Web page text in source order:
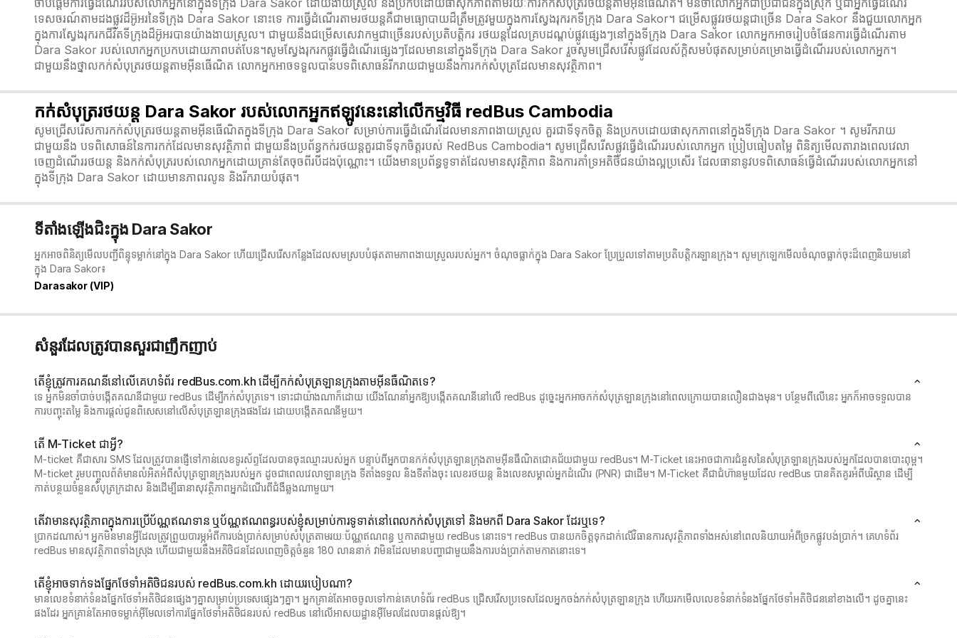
ចាប់ផ្តើមការធ្វើដំណើររបស់លោកអ្នកនៅក្នុងទីក្រុង Dara Sakor ដោយងាយស្រួល និងប្រកបដោយផាសុកភាពតាមរយៈការកក់សំបុត្ររថយន្តតាមអ៊ីនធើណិត។ មិនថាលោកអ្នកជាប្រជាជនក្នុងស្រុក ឬជាអ្នកធ្វើដំណើរ
ទេសចរណ៍តាមដងផ្លូវដ៏អ៊ូអរនៃទីក្រុង Dara Sakor នោះទេ ការធ្វើដំណើរតាមរថយន្តគឺជាមធ្យោបាយដ៏ត្រឹមត្រូវមួយក្នុងការស្វែងរុករកទីក្រុង Dara Sakor។ ជម្រើសផ្លូវរថយន្តជាច្រើន Dara Sakor នឹងជួយលោកអ្នក
ក្នុងការស្វែងរុករកជីវិតទីក្រុងដ៏អ៊ូ​អរបានយ៉ាងងាយស្រួល។ ជាមួយនឹងជម្រើសសេវាកម្មជាច្រើនរបស់ប្រតិបត្តិករ រថយន្តដែលគ្របដណ្តប់ផ្លូវផ្សេងៗនៅក្នុងទីក្រុង Dara Sakor លោកអ្នកអាចរៀបចំផែនការធ្វើដំណើរតាម
Dara Sakor របស់លោកអ្នកប្រកបដោយភាពបត់បែន។សូមស្វែងរុករកផ្លូវធ្វើដំណើរផ្សេងៗដែលមាននៅក្នុងទីក្រុង Dara Sakor រួចសូមជ្រើសរើសផ្លូវដែលស័ក្តិសមបំផុតសម្រាប់គម្រោងធ្វើដំណើររបស់លោកអ្នក។
ជាមួយនឹងថ្នាលកក់សំបុត្ររថយន្តតាមអ៊ីនធើណិត លោកអ្នកអាចទទួលបានបទពិសោធន៍រីករាយជាមួយនឹងការកក់សំបុត្រដែលមានសុវត្ថិភាព។
កក់សំបុត្ររថយន្ត Dara Sakor របស់លោកអ្នកឥឡូវនេះនៅលើកម្មវិធី redBus Cambodia
សូមជ្រើសរើសការកក់សំបុត្ររថយន្តតាមអ៊ីនធើណិតក្នុងទីក្រុង Dara Sakor សម្រាប់ការធ្វើដំណើរដែលមានភាពងាយស្រួល គួរជាទីទុកចិត្ត និងប្រកបដោយផាសុកភាពនៅក្នុងទីក្រុង Dara Sakor ។ សូមរីករាយ
ជាមួយនឹង បទពិសោធន៍នៃការកក់ដែលមានសុវត្ថិភាព ជាមួយនឹងប្រព័ន្ធកក់រថយន្តគួរជាទីទុកចិត្តរបស់ RedBus Cambodia។ សូមជ្រើសរើសផ្លូវធ្វើដំណើររបស់លោកអ្នក ប្រៀបធៀបតម្លៃ ពិនិត្យមើលតារាងពេលវេលា
ចេញដំណើររថយន្ត និងកក់សំបុត្ររបស់លោកអ្នកដោយគ្រាន់តែចុចពីរបីដងប៉ុណ្ណោះ។ យើងមានប្រព័ន្ធទូទាត់ដែលមានសុវត្ថិភាព និងការគាំទ្រអតិថិជនយ៉ាងល្អប្រសើរ ដែលធានានូវបទពិសោធន៍ធ្វើដំណើររបស់លោកអ្នកនៅ
ក្នុងទីក្រុង Dara Sakor ដោយមានភាពរលូន និងរីករាយបំផុត។
ទីតាំងឡើងជិះក្នុង Dara Sakor
អ្នកអាចពិនិត្យមើលបញ្ជីពិន្ទុទម្លាក់នៅក្នុង Dara Sakor ហើយជ្រើសរើសកន្លែងដែលសមស្របបំផុតតាមភាពងាយស្រួលរបស់អ្នក។ ចំណុចធ្លាក់ក្នុង Dara Sakor ប្រែប្រួលទៅតាមប្រតិបត្តិករឡានក្រុង។ សូមក្រឡេកមើលចំណុចធ្លាក់ចុះដ៏ពេញនិយមនៅ
ក្នុង Dara Sakor៖
Darasakor (VIP)
សំនួរដែលត្រូវបានសួរជាញឹកញាប់
តើខ្ញុំត្រូវការគណនីនៅលើគេហទំព័រ redBus.com.kh ដើម្បីកក់សំបុត្រឡានក្រុងតាមអ៊ីនធឺណិតទេ?
ទេ អ្នកមិនចាំបាច់បង្កើតគណនីជាមួយ redBus ដើម្បីកក់សំបុត្រទេ។ ទោះជាយ៉ាងណាក៏ដោយ យើងណែនាំអ្នកឱ្យបង្កើតគណនីនៅលើ redBus ដូច្នេះអ្នកអាចកក់សំបុត្រឡានក្រុងនៅពេលក្រោយបានលឿនជាងមុន។ បន្ថែមពីលើនេះ អ្នកក៏អាចទទួលបាន
ការបញ្ចុះតម្លៃ និងការផ្តល់ជូនពិសេសនៅលើសំបុត្រឡានក្រុងផងដែរ ដោយបង្កើតគណនីមួយ។
តើ M-Ticket ជាអ្វី?
M-ticket គឺជាសារ SMS ដែលត្រូវបានផ្ញើទៅកាន់លេខទូរស័ព្ទដែលបានចុះឈ្មោះរបស់អ្នក បន្ទាប់ពីអ្នកបានកក់សំបុត្រឡានក្រុងតាមអ៊ីនធឺណិតជោគជ័យជាមួយ redBus។ M-Ticket នេះអាចជាការជំនួសនៃសំបុត្រឡានក្រុងរបស់អ្នកដែលបានបោះពុម្ព។
M-ticket រួមបញ្ចូលព័ត៌មានលំអិតអំពីសំបុត្រឡានក្រុងរបស់អ្នក ដូចជាពេលវេលាឡានក្រុង ទីតាំងទទួល និងទីតាំងចុះ លេខរថយន្ត និងលេខសម្គាល់អ្នកដំណើរ (PNR) ជាដើម។ M-Ticket គឺជាជំហ៊ានមួយដែល redBus បានគិតគូរអំពីបរិស្ថាន ដើម្បី
កាត់បន្ថយចំនួនសំបុត្រក្រដាស និងដើម្បីធានាសុវត្ថិភាពអ្នកដំណើរពីជំងឺឆ្លងណាមួយ។
តើវាមានសុវត្ថិភាពក្នុងការប្រើប័ណ្ណឥណទាន ឬប័ណ្ណឥណពន្ធរបស់ខ្ញុំសម្រាប់ការទូទាត់នៅពេលកក់សំបុត្រទៅ និងមកពី Dara Sakor ដែរឬទេ?
ប្រាកដណាស់។ អ្នកមិនមានអ្វីដែលត្រូវព្រួយបារម្ភអំពីការបង់ប្រាក់សម្រាប់សំបុត្រតាមរយៈប័ណ្ណឥណពន្ធ ឬកាតជាមួយ redBus នោះទេ។ redBus បានយកចិត្តទុកដាក់លើវិធានការសុវត្ថិភាពទាំងអស់នៅពេលនិយាយអំពីច្រកផ្លូវបង់ប្រាក់។ គេហទំព័រ
redBus មានសុវត្ថិភាពទាំងស្រុង ហើយជាមួយនឹងអតិថិជនដែលពេញចិត្តចំនួន 180 លាននាក់ វាមិនដែលមានបញ្ហាជាមួយនឹងការបង់ប្រាក់តាមកាតនោះទេ។
តើខ្ញុំអាចទាក់ទងផ្នែកថែទាំអតិថិជនរបស់ redBus.com.kh ដោយរបៀបណា?
មានលេខទំនាក់ទំនងផ្នែកថែទាំអតិថិជនផ្សេងៗគ្នាសម្រាប់ប្រទេសផ្សេងៗគ្នា។ អ្នកគ្រាន់តែអាចចូលទៅកាន់គេហទំព័រ redBus ជ្រើសរើសប្រទេសដែលអ្នកចង់កក់សំបុត្រឡានក្រុង ហើយរកមើលលេខទំនាក់ទំនងផ្នែកថែទាំអតិថិជននៅខាងលើ។ ដូចគ្នានេះ
ផងដែរ អ្នកគ្រាន់តែអាចទម្លាក់អ៊ីមែលទៅការផ្នែកថែទាំអតិថិជនរបស់ redBus នៅលើអាសយដ្ឋានអ៊ីមែលដែលបានផ្តល់ឱ្យ។